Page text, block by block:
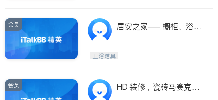
会员
居安之家—- 橱柜、浴室
卫浴洁具
会员
HD 装修，瓷砖马赛克，